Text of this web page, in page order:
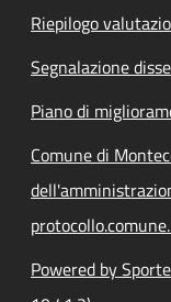
Riepilogo
Segnalazione
Piano di
Comune di
Powered by